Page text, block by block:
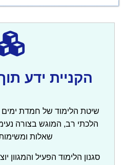
הקניית ידע
שיטת הלימוד של חמדת ימים
הלכתי רב, המוגש בצורה
שאלות
סגנון הלימוד הפעיל והמגוון